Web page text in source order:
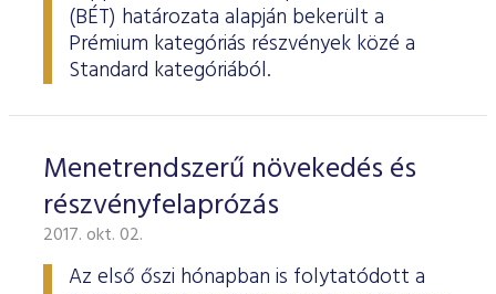
ESG Útmutató
(BÉT) határozata alapján bekerült a
Prémium kategóriás részvények közé a
Standard kategóriából.
Menetrendszerű növekedés és
részvényfelaprózás
2017. okt. 02.
Az első őszi hónapban is folytatódott a